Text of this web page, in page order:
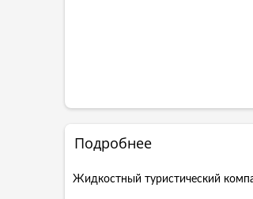
Подробнее
Жидкостный туристический